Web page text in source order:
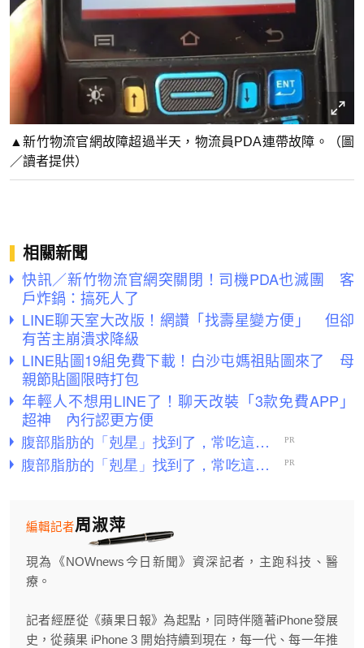
▲新竹物流官網故障超過半天，物流員PDA連帶故障。（圖
／讀者提供）
相關新聞
快訊／新竹物流官網突關閉！司機PDA也滅團 客
戶炸鍋：搞死人了
LINE聊天室大改版！網讚「找壽星變方便」 但卻
有苦主崩潰求降級
LINE貼圖19組免費下載！白沙屯媽祖貼圖來了 母
親節貼圖限時打包
年輕人不想用LINE了！聊天改裝「3款免費APP」
超神 內行認更方便
周淑萍
編輯記者
現為《NOWnews今日新聞》資深記者，主跑科技、醫
療。
記者經歷從《蘋果日報》為起點，同時伴隨著iPhone發展
史，從蘋果 iPhone 3 開始持續到現在，每一代、每一年推